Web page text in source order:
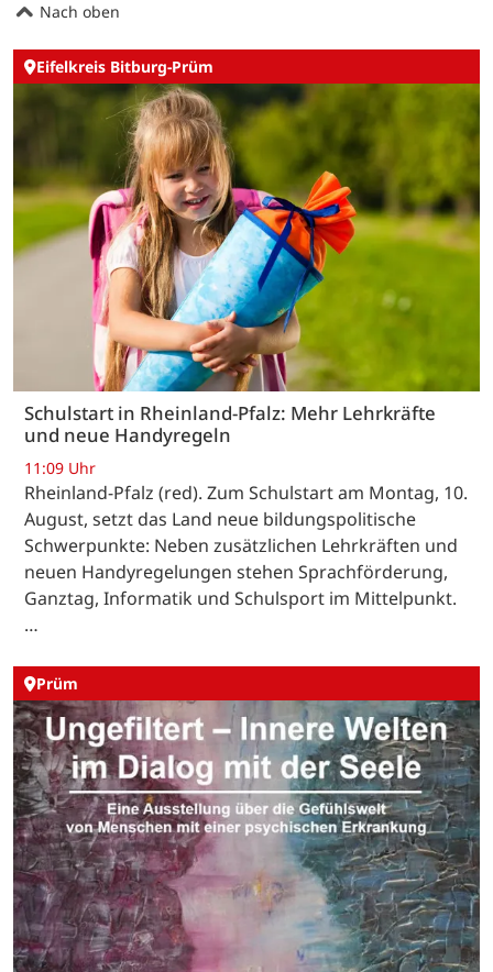
Nach oben
Eifelkreis Bitburg-Prüm
Schulstart in Rheinland-Pfalz: Mehr Lehrkräfte
und neue Handyregeln
11:09 Uhr
Rheinland-Pfalz (red). Zum Schulstart am Montag, 10.
August, setzt das Land neue bildungspolitische
Schwerpunkte: Neben zusätzlichen Lehrkräften und
neuen Handyregelungen stehen Sprachförderung,
Ganztag, Informatik und Schulsport im Mittelpunkt.
…
Prüm